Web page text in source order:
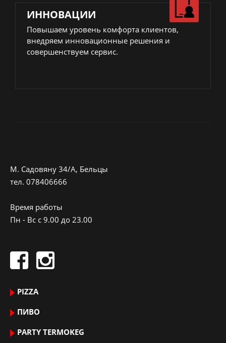
ИННОВАЦИИ
Повышаем уровень комфорта клиентов,
внедряем инновационные решения и
совершенствуем сервис.
M. Садовяну 34/A, Бельцы
тeл. 078406666
Время работы
Пн - Вс с 9.00 до 23.00
PIZZA
ПИВО
PARTY TERMOKEG